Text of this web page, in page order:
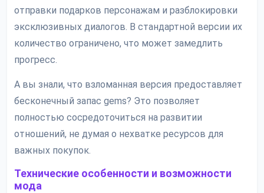
отправки подарков персонажам и разблокировки
эксклюзивных диалогов. В стандартной версии их
количество ограничено, что может замедлить
прогресс.
А вы знали, что взломанная версия предоставляет
бесконечный запас gems? Это позволяет
полностью сосредоточиться на развитии
отношений, не думая о нехватке ресурсов для
важных покупок.
Технические особенности и возможности
мода